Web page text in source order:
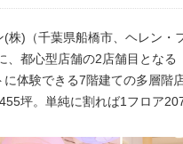
(株)（千葉県船橋市、ヘレン
、都心型店舗の2店舗目とな
に体験できる7階建ての多層
坪。単純に割れば1フロア